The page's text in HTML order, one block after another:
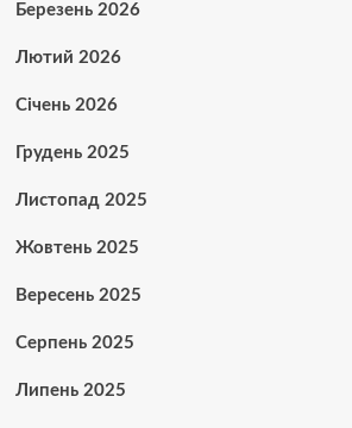
Березень 2026
Лютий 2026
Січень 2026
Грудень 2025
Листопад 2025
Жовтень 2025
Вересень 2025
Серпень 2025
Липень 2025